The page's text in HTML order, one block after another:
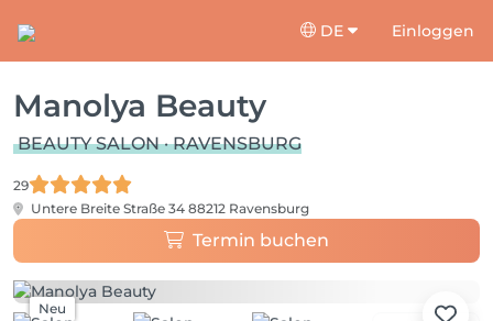
DE Einloggen
Manolya Beauty
BEAUTY SALON · RAVENSBURG
29
Untere Breite Straße 34 88212 Ravensburg
Termin buchen
Neu